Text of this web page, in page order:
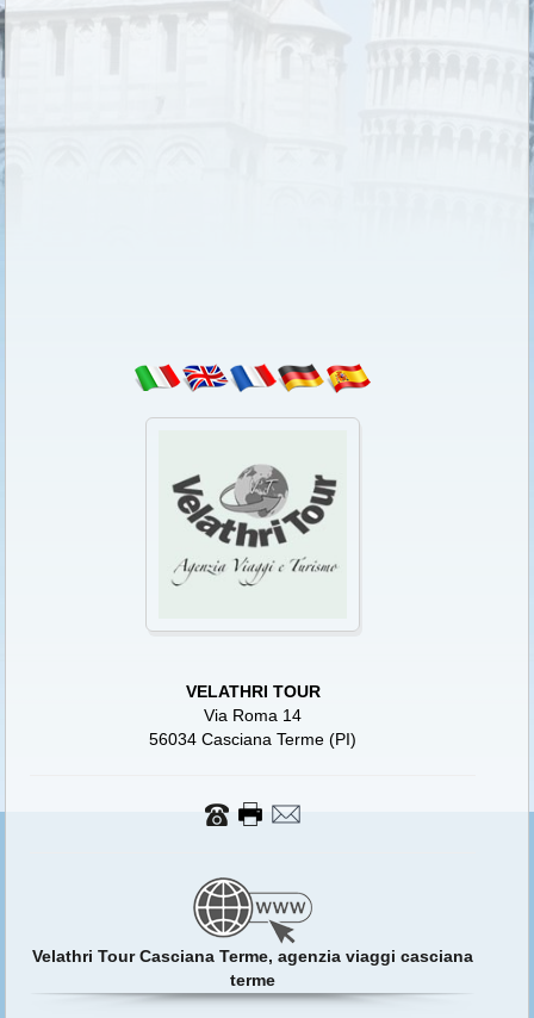
VELATHRI TOUR
Via Roma 14
56034 Casciana Terme (PI)
Velathri Tour Casciana Terme, agenzia viaggi casciana
terme